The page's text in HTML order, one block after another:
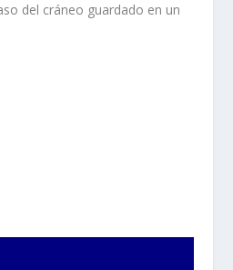
del cráneo guardado en un